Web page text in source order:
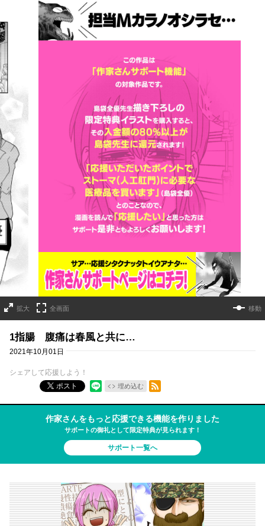
詳細ページへのリンク
拡大 全画面 移動
1指腸 腹痛は春風と共に…
2021年10月01日
シェアして応援しよう！
ポスト
埋め込む
RSSフィード
作家さんをもっと応援できる機能を作りました
サポートの御礼として限定特典が見られます！
サポート一覧へ